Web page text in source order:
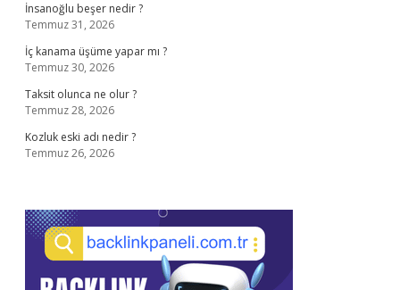
İnsanoğlu beşer nedir ?
Temmuz 31, 2026
İç kanama üşüme yapar mı ?
Temmuz 30, 2026
Taksit olunca ne olur ?
Temmuz 28, 2026
Kozluk eski adı nedir ?
Temmuz 26, 2026